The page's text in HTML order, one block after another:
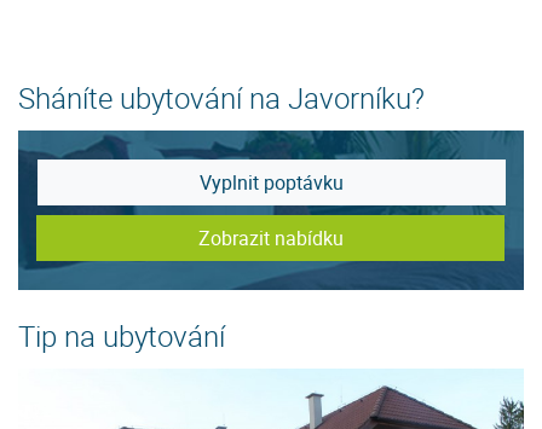
Sháníte ubytování na Javorníku?
Vyplnit poptávku
Zobrazit nabídku
Tip na ubytování